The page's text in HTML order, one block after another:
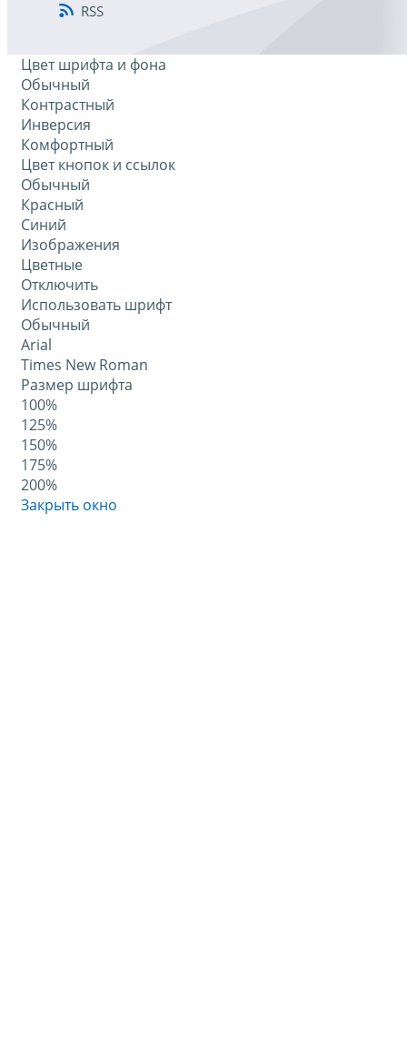
RSS
Цвет шрифта и фона
Обычный
Контрастный
Инверсия
Комфортный
Цвет кнопок и ссылок
Обычный
Красный
Синий
Изображения
Цветные
Отключить
Использовать шрифт
Обычный
Arial
Times New Roman
Размер шрифта
100%
125%
150%
175%
200%
Закрыть окно